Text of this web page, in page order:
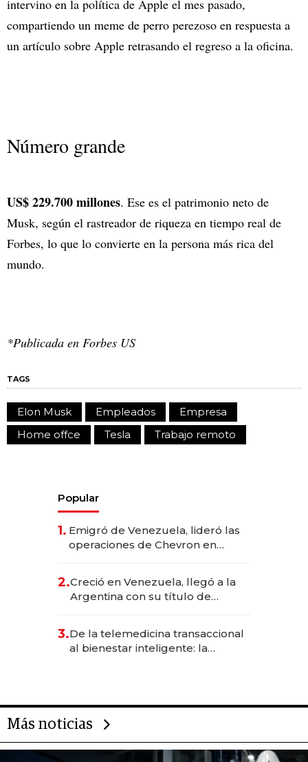
intervino en la política de Apple el mes pasado,
compartiendo un meme de perro perezoso en respuesta a
un artículo sobre Apple retrasando el regreso a la oficina.
Número grande
US$ 229.700 millones. Ese es el patrimonio neto de
Musk, según el rastreador de riqueza en tiempo real de
Forbes, lo que lo convierte en la persona más rica del
mundo.
*Publicada en Forbes US
TAGS
Elon Musk Empleados
Empresa
Home offce
Tesla Trabajo remoto
Popular
1. Emigró de Venezuela, lideró las
operaciones de Chevron en
2.Creció en Venezuela, llegó a la
Argentina con su título de
las marcas "fast premium"
3.De la telemedicina transaccional
al bienestar inteligente: la
Más noticias